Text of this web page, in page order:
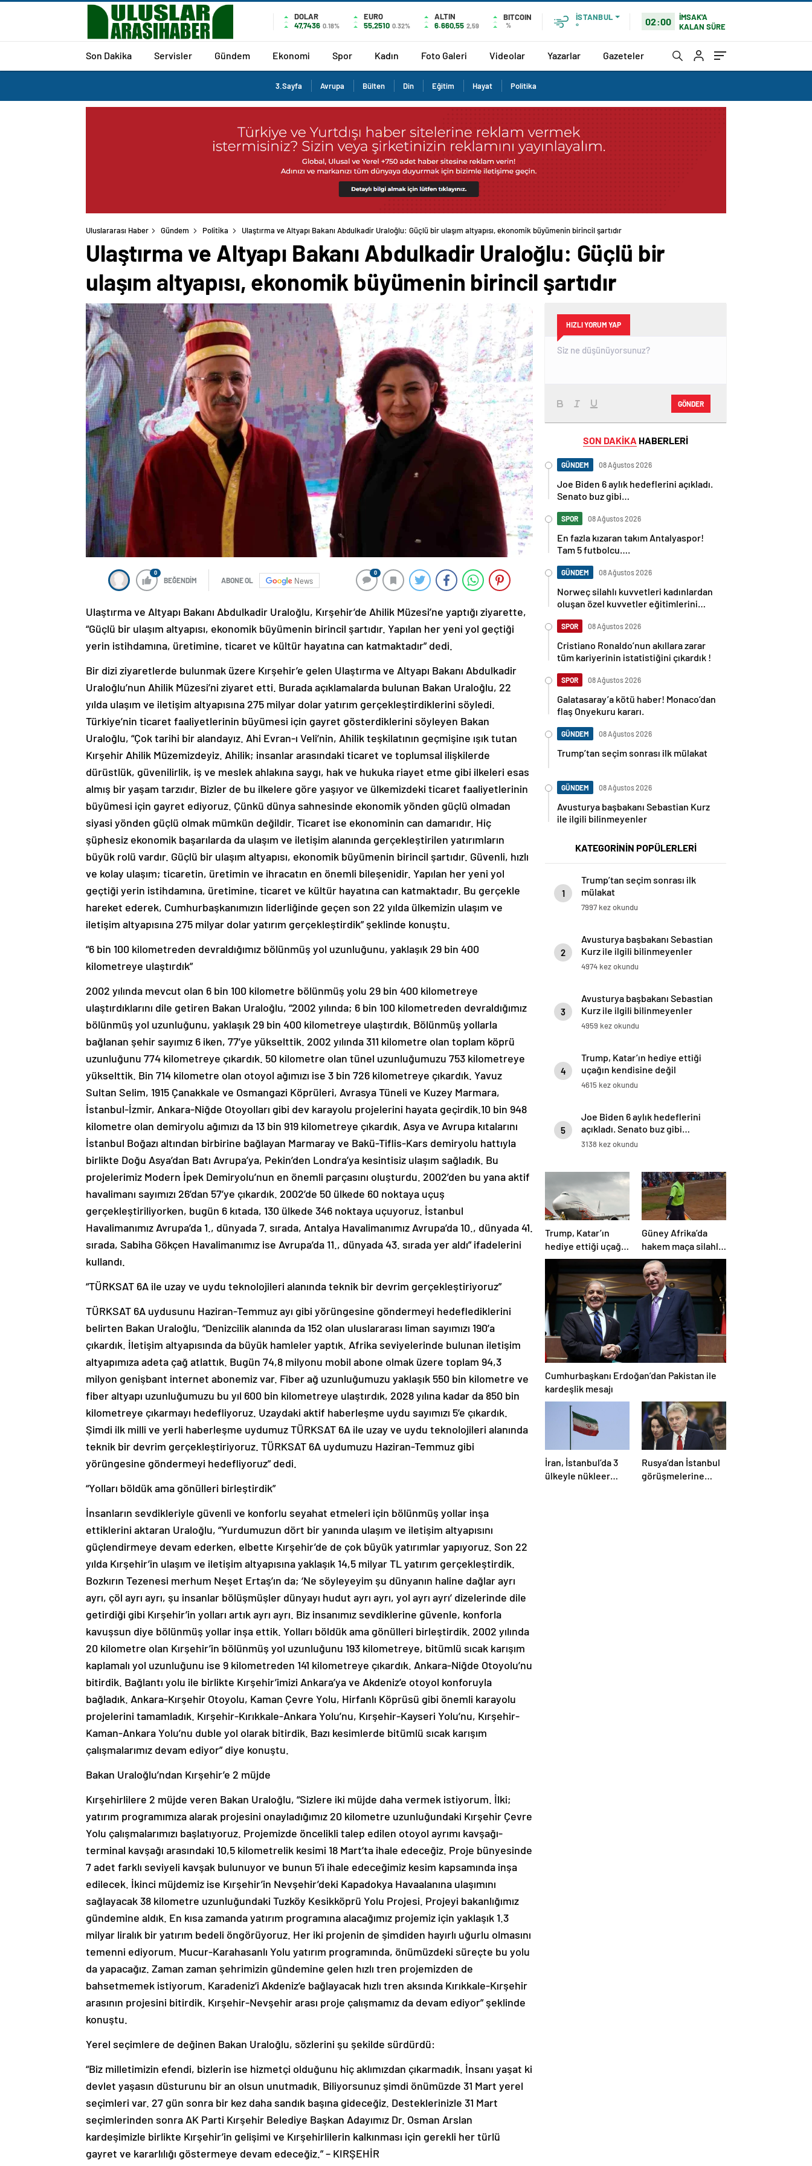
DOLAR
47,7436 0.18%
EURO
55,2510 0.32%
ALTIN
6.660,55 2,59
BITCOIN
%
İSTANBUL
°
02:00
İMSAK'A
KALAN SÜRE
Son Dakika Servisler Gündem Ekonomi Spor Kadın Foto Galeri Videolar Yazarlar Gazeteler
3.Sayfa Avrupa Bülten Din Eğitim Hayat Politika
Uluslararası Haber Gündem Politika Ulaştırma ve Altyapı Bakanı Abdulkadir Uraloğlu: Güçlü bir ulaşım altyapısı, ekonomik büyümenin birincil şartıdır
Ulaştırma ve Altyapı Bakanı Abdulkadir Uraloğlu: Güçlü bir
ulaşım altyapısı, ekonomik büyümenin birincil şartıdır
0
BEĞENDİM ABONE OL News
0
Ulaştırma ve Altyapı Bakanı Abdulkadir Uraloğlu, Kırşehir’de Ahilik Müzesi’ne yaptığı ziyarette,
“Güçlü bir ulaşım altyapısı, ekonomik büyümenin birincil şartıdır. Yapılan her yeni yol geçtiği
yerin istihdamına, üretimine, ticaret ve kültür hayatına can katmaktadır” dedi.
Bir dizi ziyaretlerde bulunmak üzere Kırşehir’e gelen Ulaştırma ve Altyapı Bakanı Abdulkadir
Uraloğlu’nun Ahilik Müzesi’ni ziyaret etti. Burada açıklamalarda bulunan Bakan Uraloğlu, 22
yılda ulaşım ve iletişim altyapısına 275 milyar dolar yatırım gerçekleştirdiklerini söyledi.
Türkiye’nin ticaret faaliyetlerinin büyümesi için gayret gösterdiklerini söyleyen Bakan
Uraloğlu, “Çok tarihi bir alandayız. Ahi Evran-ı Veli’nin, Ahilik teşkilatının geçmişine ışık tutan
Kırşehir Ahilik Müzemizdeyiz. Ahilik; insanlar arasındaki ticaret ve toplumsal ilişkilerde
dürüstlük, güvenilirlik, iş ve meslek ahlakına saygı, hak ve hukuka riayet etme gibi ilkeleri esas
almış bir yaşam tarzıdır. Bizler de bu ilkelere göre yaşıyor ve ülkemizdeki ticaret faaliyetlerinin
büyümesi için gayret ediyoruz. Çünkü dünya sahnesinde ekonomik yönden güçlü olmadan
siyasi yönden güçlü olmak mümkün değildir. Ticaret ise ekonominin can damarıdır. Hiç
şüphesiz ekonomik başarılarda da ulaşım ve iletişim alanında gerçekleştirilen yatırımların
büyük rolü vardır. Güçlü bir ulaşım altyapısı, ekonomik büyümenin birincil şartıdır. Güvenli, hızlı
ve kolay ulaşım; ticaretin, üretimin ve ihracatın en önemli bileşenidir. Yapılan her yeni yol
geçtiği yerin istihdamına, üretimine, ticaret ve kültür hayatına can katmaktadır. Bu gerçekle
hareket ederek, Cumhurbaşkanımızın liderliğinde geçen son 22 yılda ülkemizin ulaşım ve
iletişim altyapısına 275 milyar dolar yatırım gerçekleştirdik” şeklinde konuştu.
“6 bin 100 kilometreden devraldığımız bölünmüş yol uzunluğunu, yaklaşık 29 bin 400
kilometreye ulaştırdık”
2002 yılında mevcut olan 6 bin 100 kilometre bölünmüş yolu 29 bin 400 kilometreye
ulaştırdıklarını dile getiren Bakan Uraloğlu, “2002 yılında; 6 bin 100 kilometreden devraldığımız
bölünmüş yol uzunluğunu, yaklaşık 29 bin 400 kilometreye ulaştırdık. Bölünmüş yollarla
bağlanan şehir sayımız 6 iken, 77’ye yükselttik. 2002 yılında 311 kilometre olan toplam köprü
uzunluğunu 774 kilometreye çıkardık. 50 kilometre olan tünel uzunluğumuzu 753 kilometreye
yükselttik. Bin 714 kilometre olan otoyol ağımızı ise 3 bin 726 kilometreye çıkardık. Yavuz
Sultan Selim, 1915 Çanakkale ve Osmangazi Köprüleri, Avrasya Tüneli ve Kuzey Marmara,
İstanbul-İzmir, Ankara-Niğde Otoyolları gibi dev karayolu projelerini hayata geçirdik.10 bin 948
kilometre olan demiryolu ağımızı da 13 bin 919 kilometreye çıkardık. Asya ve Avrupa kıtalarını
İstanbul Boğazı altından birbirine bağlayan Marmaray ve Bakü-Tiflis-Kars demiryolu hattıyla
birlikte Doğu Asya’dan Batı Avrupa’ya, Pekin’den Londra’ya kesintisiz ulaşım sağladık. Bu
projelerimiz Modern İpek Demiryolu’nun en önemli parçasını oluşturdu. 2002’den bu yana aktif
havalimanı sayımızı 26’dan 57’ye çıkardık. 2002’de 50 ülkede 60 noktaya uçuş
gerçekleştiriliyorken, bugün 6 kıtada, 130 ülkede 346 noktaya uçuyoruz. İstanbul
Havalimanımız Avrupa’da 1., dünyada 7. sırada, Antalya Havalimanımız Avrupa’da 10., dünyada 41.
sırada, Sabiha Gökçen Havalimanımız ise Avrupa’da 11., dünyada 43. sırada yer aldı” ifadelerini
kullandı.
“TÜRKSAT 6A ile uzay ve uydu teknolojileri alanında teknik bir devrim gerçekleştiriyoruz”
TÜRKSAT 6A uydusunu Haziran-Temmuz ayı gibi yörüngesine göndermeyi hedeflediklerini
belirten Bakan Uraloğlu, “Denizcilik alanında da 152 olan uluslararası liman sayımızı 190’a
çıkardık. İletişim altyapısında da büyük hamleler yaptık. Afrika seviyelerinde bulunan iletişim
altyapımıza adeta çağ atlattık. Bugün 74,8 milyonu mobil abone olmak üzere toplam 94,3
milyon genişbant internet abonemiz var. Fiber ağ uzunluğumuzu yaklaşık 550 bin kilometre ve
fiber altyapı uzunluğumuzu bu yıl 600 bin kilometreye ulaştırdık, 2028 yılına kadar da 850 bin
kilometreye çıkarmayı hedefliyoruz. Uzaydaki aktif haberleşme uydu sayımızı 5’e çıkardık.
Şimdi ilk milli ve yerli haberleşme uydumuz TÜRKSAT 6A ile uzay ve uydu teknolojileri alanında
teknik bir devrim gerçekleştiriyoruz. TÜRKSAT 6A uydumuzu Haziran-Temmuz gibi
yörüngesine göndermeyi hedefliyoruz” dedi.
“Yolları böldük ama gönülleri birleştirdik”
İnsanların sevdikleriyle güvenli ve konforlu seyahat etmeleri için bölünmüş yollar inşa
ettiklerini aktaran Uraloğlu, “Yurdumuzun dört bir yanında ulaşım ve iletişim altyapısını
güçlendirmeye devam ederken, elbette Kırşehir’de de çok büyük yatırımlar yapıyoruz. Son 22
yılda Kırşehir’in ulaşım ve iletişim altyapısına yaklaşık 14,5 milyar TL yatırım gerçekleştirdik.
Bozkırın Tezenesi merhum Neşet Ertaş’ın da; ‘Ne söyleyeyim şu dünyanın haline dağlar ayrı
ayrı, çöl ayrı ayrı, şu insanlar bölüşmüşler dünyayı hudut ayrı ayrı, yol ayrı ayrı’ dizelerinde dile
getirdiği gibi Kırşehir’in yolları artık ayrı ayrı. Biz insanımız sevdiklerine güvenle, konforla
kavuşsun diye bölünmüş yollar inşa ettik. Yolları böldük ama gönülleri birleştirdik. 2002 yılında
20 kilometre olan Kırşehir’in bölünmüş yol uzunluğunu 193 kilometreye, bitümlü sıcak karışım
kaplamalı yol uzunluğunu ise 9 kilometreden 141 kilometreye çıkardık. Ankara-Niğde Otoyolu’nu
bitirdik. Bağlantı yolu ile birlikte Kırşehir’imizi Ankara’ya ve Akdeniz’e otoyol konforuyla
bağladık. Ankara-Kırşehir Otoyolu, Kaman Çevre Yolu, Hirfanlı Köprüsü gibi önemli karayolu
projelerini tamamladık. Kırşehir-Kırıkkale-Ankara Yolu’nu, Kırşehir-Kayseri Yolu’nu, Kırşehir-
Kaman-Ankara Yolu’nu duble yol olarak bitirdik. Bazı kesimlerde bitümlü sıcak karışım
çalışmalarımız devam ediyor” diye konuştu.
Bakan Uraloğlu’ndan Kırşehir’e 2 müjde
Kırşehirlilere 2 müjde veren Bakan Uraloğlu, “Sizlere iki müjde daha vermek istiyorum. İlki;
yatırım programımıza alarak projesini onayladığımız 20 kilometre uzunluğundaki Kırşehir Çevre
Yolu çalışmalarımızı başlatıyoruz. Projemizde öncelikli talep edilen otoyol ayrımı kavşağı-
terminal kavşağı arasındaki 10,5 kilometrelik kesimi 18 Mart’ta ihale edeceğiz. Proje bünyesinde
7 adet farklı seviyeli kavşak bulunuyor ve bunun 5’i ihale edeceğimiz kesim kapsamında inşa
edilecek. İkinci müjdemiz ise Kırşehir’in Nevşehir’deki Kapadokya Havaalanına ulaşımını
sağlayacak 38 kilometre uzunluğundaki Tuzköy Kesikköprü Yolu Projesi. Projeyi bakanlığımız
gündemine aldık. En kısa zamanda yatırım programına alacağımız projemiz için yaklaşık 1.3
milyar liralık bir yatırım bedeli öngörüyoruz. Her iki projenin de şimdiden hayırlı uğurlu olmasını
temenni ediyorum. Mucur-Karahasanlı Yolu yatırım programında, önümüzdeki süreçte bu yolu
da yapacağız. Zaman zaman şehrimizin gündemine gelen hızlı tren projemizden de
bahsetmemek istiyorum. Karadeniz’i Akdeniz’e bağlayacak hızlı tren aksında Kırıkkale-Kırşehir
arasının projesini bitirdik. Kırşehir-Nevşehir arası proje çalışmamız da devam ediyor” şeklinde
konuştu.
Yerel seçimlere de değinen Bakan Uraloğlu, sözlerini şu şekilde sürdürdü:
“Biz milletimizin efendi, bizlerin ise hizmetçi olduğunu hiç aklımızdan çıkarmadık. İnsanı yaşat ki
devlet yaşasın düsturunu bir an olsun unutmadık. Biliyorsunuz şimdi önümüzde 31 Mart yerel
seçimleri var. 27 gün sonra bir kez daha sandık başına gideceğiz. Desteklerinizle 31 Mart
seçimlerinden sonra AK Parti Kırşehir Belediye Başkan Adayımız Dr. Osman Arslan
kardeşimizle birlikte Kırşehir’in gelişimi ve Kırşehirlilerin kalkınması için gerekli her türlü
gayret ve kararlılığı göstermeye devam edeceğiz.” – KIRŞEHİR
HIZLI YORUM YAP
GÖNDER
SON DAKİKA HABERLERİ
GÜNDEM 08 Ağustos 2026
Joe Biden 6 aylık hedeflerini açıkladı.
Senato buz gibi…
SPOR 08 Ağustos 2026
En fazla kızaran takım Antalyaspor!
Tam 5 futbolcu….
GÜNDEM 08 Ağustos 2026
Norweç silahlı kuvvetleri kadınlardan
oluşan özel kuvvetler eğitimlerini
SPOR 08 Ağustos 2026
Cristiano Ronaldo’nun akıllara zarar
tüm kariyerinin istatistiğini çıkardık !
SPOR 08 Ağustos 2026
Galatasaray’a kötü haber! Monaco’dan
flaş Onyekuru kararı.
GÜNDEM 08 Ağustos 2026
Trump’tan seçim sonrası ilk mülakat
GÜNDEM 08 Ağustos 2026
Avusturya başbakanı Sebastian Kurz
ile ilgili bilinmeyenler
KATEGORİNİN POPÜLERLERİ
1
Trump’tan seçim sonrası ilk
mülakat
7997 kez okundu
2
Avusturya başbakanı Sebastian
Kurz ile ilgili bilinmeyenler
4974 kez okundu
3
Avusturya başbakanı Sebastian
Kurz ile ilgili bilinmeyenler
4959 kez okundu
4
Trump, Katar’ın hediye ettiği
uçağın kendisine değil
Pentagon’a verileceğini açıkladı
4615 kez okundu
5
Joe Biden 6 aylık hedeflerini
açıkladı. Senato buz gibi…
3138 kez okundu
Trump, Katar’ın
hediye ettiği uçağın
kendisine değil
Pentagon’a
verileceğini açıkladı
Güney Afrika’da
hakem maça silahla
çıktı!
Cumhurbaşkanı Erdoğan’dan Pakistan ile
kardeşlik mesajı
İran, İstanbul’da 3
ülkeyle nükleer
Rusya’dan İstanbul
görüşmelerine